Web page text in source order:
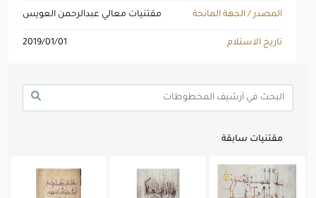
مقتنيات معالي عبدالرحمن العويس المصدر / الجهة المانحة
2019/01/01 تاريخ الاستلام
مقتنيات سابقة